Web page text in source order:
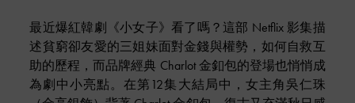
最近爆紅韓劇《小女子》看了嗎？這部 Netflix 影集描
述貧窮卻友愛的三姐妹面對金錢與權勢，如何自救互
助的歷程，而品牌經典 Charlot 金釦包的登場也悄悄成
為劇中小亮點。在第12集大結局中，女主角吳仁珠